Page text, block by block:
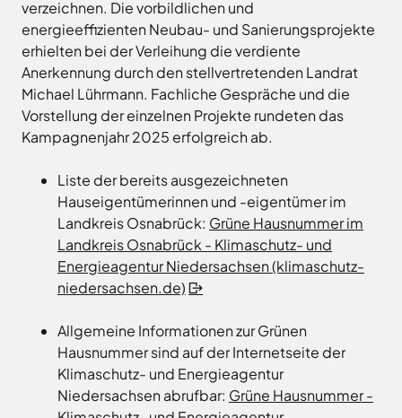
verzeichnen. Die vorbildlichen und
energieeffizienten Neubau- und Sanierungsprojekte
erhielten bei der Verleihung die verdiente
Anerkennung durch den stellvertretenden Landrat
Michael Lührmann. Fachliche Gespräche und die
Vorstellung der einzelnen Projekte rundeten das
Kampagnenjahr 2025 erfolgreich ab.
Liste der bereits ausgezeichneten
Hauseigentümerinnen und -eigentümer im
Landkreis Osnabrück: Grüne Hausnummer im
Landkreis Osnabrück - Klimaschutz- und
Energieagentur Niedersachsen (klimaschutz-
niedersachsen.de)
Allgemeine Informationen zur Grünen
Hausnummer sind auf der Internetseite der
Klimaschutz- und Energieagentur
Niedersachsen abrufbar: Grüne Hausnummer -